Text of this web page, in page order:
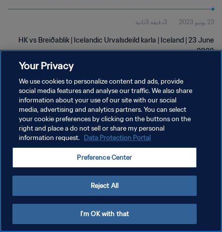
23 يونيو 2023 3دقيقة 3ثانية
HK vs Breiðablik | Icelandic Urvalsdeild karla | Iceland | 23 June
2023
سياسة الخصوصية
إدارة تفضيلات ملفات تعريف الارتباط
Your Privacy
We use cookies to personalize content and ads, provide
social media features and analyse our traffic. We also share
information about your use of our site with our social
media, advertising and analytics partners. You can select
your cookie preferences by clicking on the buttons on the
right and place a do not sell or share my personal
information request. Data Protection Portal
Preference Center
Reject All
I'm OK with that